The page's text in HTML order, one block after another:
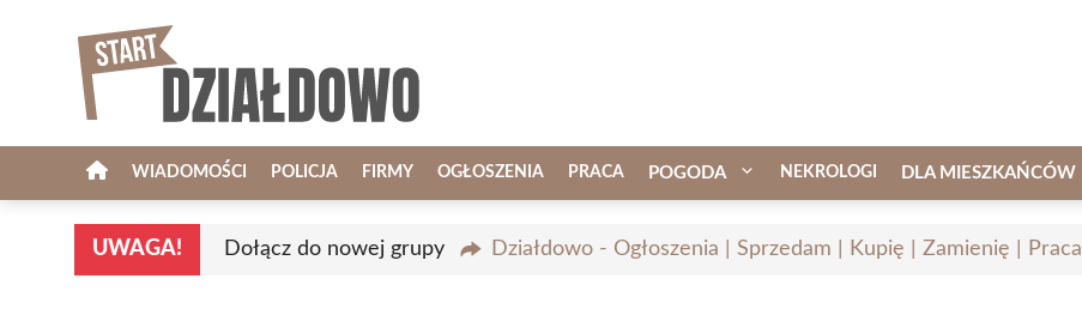
WIADOMOŚCI POLICJA FIRMY OGŁOSZENIA PRACA POGODA NEKROLOGI DLA MIESZKAŃCÓW
UWAGA! Dołącz do nowej grupy Działdowo - Ogłoszenia | Sprzedam | Kupię | Zamienię | Praca